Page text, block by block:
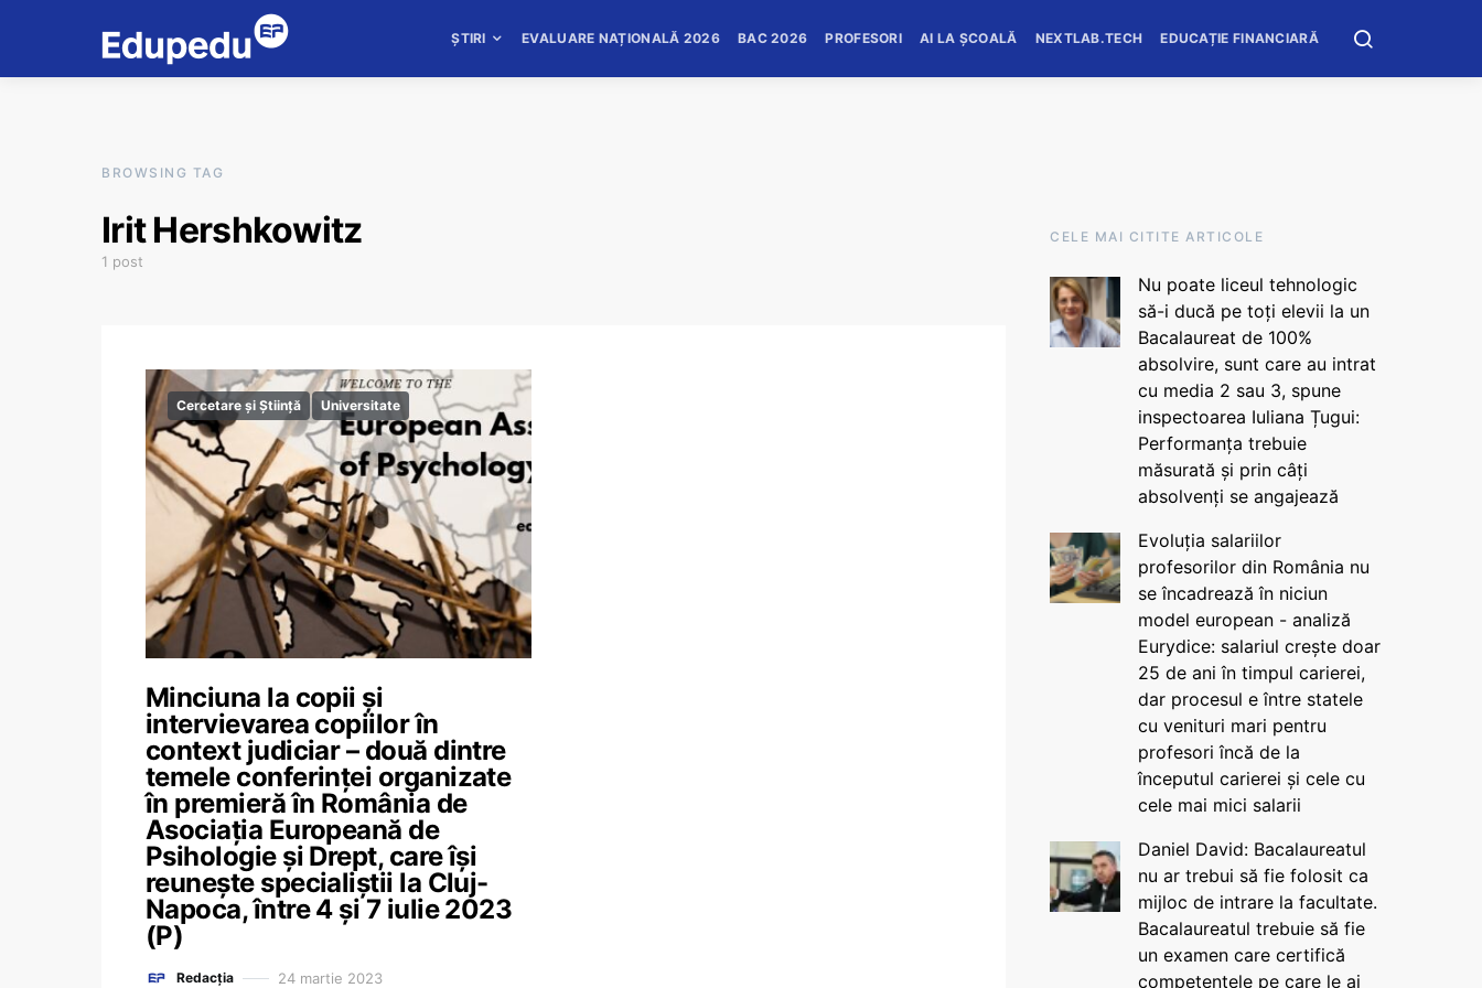
ȘTIRI EVALUARE NAȚIONALĂ 2026 BAC 2026 PROFESORI AI LA ȘCOALĂ NEXTLAB.TECH EDUCAȚIE FINANCIARĂ
BROWSING TAG
Irit Hershkowitz
1 post
Cercetare și Știință Universitate
Minciuna la copii și
intervievarea copiilor în
context judiciar – două dintre
temele conferinței organizate
în premieră în România de
Asociația Europeană de
Psihologie și Drept, care își
reunește specialiștii la Cluj-
Napoca, între 4 și 7 iulie 2023
(P)
Redacția 24 martie 2023
CELE MAI CITITE ARTICOLE
Nu poate liceul tehnologic
să-i ducă pe toți elevii la un
Bacalaureat de 100%
absolvire, sunt care au intrat
cu media 2 sau 3, spune
inspectoarea Iuliana Țugui:
Performanța trebuie
măsurată și prin câți
absolvenți se angajează
Evoluția salariilor
profesorilor din România nu
se încadrează în niciun
model european - analiză
Eurydice: salariul crește doar
25 de ani în timpul carierei,
dar procesul e între statele
cu venituri mari pentru
profesori încă de la
începutul carierei și cele cu
cele mai mici salarii
Daniel David: Bacalaureatul
nu ar trebui să fie folosit ca
mijloc de intrare la facultate.
Bacalaureatul trebuie să fie
un examen care certifică
competențele pe care le ai